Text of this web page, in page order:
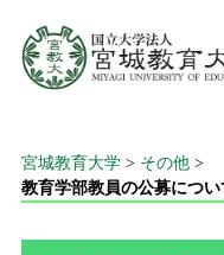
宮城教育大学> その他>
教育学部教員の公募につい